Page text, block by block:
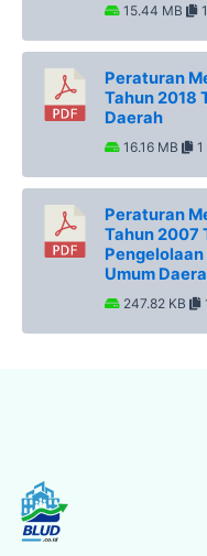
15.44 MB
Peraturan
Tahun 2018
Daerah
16.16 MB 1
Peraturan
Tahun 2007
Umum
247.82 KB